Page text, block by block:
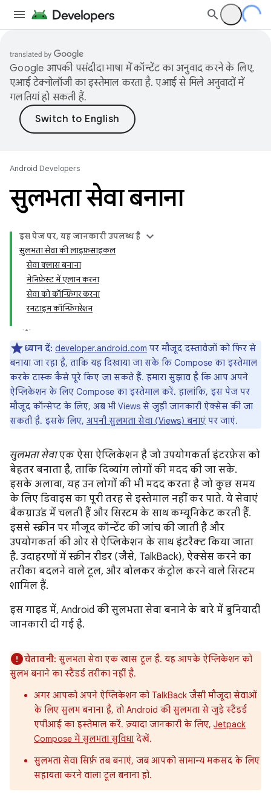
Google आपकी पसंदीदा भाषा में कॉन्टेंट का अनुवाद करने के लिए,
एआई टेक्नोलॉजी का इस्तेमाल करता है. एआई से मिले अनुवादों में
गलतियां हो सकती हैं.
Android Developers
सुलभता सेवा बनाना
इस पेज पर, यह जानकारी उपलब्ध है
सुलभता सेवा की लाइफ़साइकल
सेवा क्लास बनाना
मेनिफ़ेस्ट में एलान करना
सेवा को कॉन्फ़िगर करना
रनटाइम कॉन्फ़िगरेशन
ध्यान दें: developer.android.com पर मौजूद दस्तावेज़ों को फिर से
बनाया जा रहा है, ताकि यह दिखाया जा सके कि Compose का इस्तेमाल
करके टास्क कैसे पूरे किए जा सकते हैं. हमारा सुझाव है कि आप अपने
ऐप्लिकेशन के लिए Compose का इस्तेमाल करें. हालांकि, इस पेज पर
मौजूद कॉन्सेप्ट के लिए, अब भी Views से जुड़ी जानकारी ऐक्सेस की जा
सकती है. इसके लिए, अपनी सुलभता सेवा (Views) बनाएं पर जाएं.
सुलभता सेवाएक ऐसा ऐप्लिकेशन है जो उपयोगकर्ता इंटरफ़ेस को
बेहतर बनाता है, ताकि दिव्यांग लोगों की मदद की जा सके.
इसके अलावा, यह उन लोगों की भी मदद करता है जो कुछ समय
के लिए डिवाइस का पूरी तरह से इस्तेमाल नहीं कर पाते. ये सेवाएं
बैकग्राउंड में चलती हैं और सिस्टम के साथ कम्यूनिकेट करती हैं.
इससे स्क्रीन पर मौजूद कॉन्टेंट की जांच की जाती है और
उपयोगकर्ता की ओर से ऐप्लिकेशन के साथ इंटरैक्ट किया जाता
है. उदाहरणों में स्क्रीन रीडर (जैसे, TalkBack), ऐक्सेस करने का
तरीका बदलने वाले टूल, और बोलकर कंट्रोल करने वाले सिस्टम
शामिल हैं.
इस गाइड में, Android की सुलभता सेवा बनाने के बारे में बुनियादी
जानकारी दी गई है.
चेतावनी: सुलभता सेवा एक खास टूल है. यह आपके ऐप्लिकेशन को
सुलभ बनाने का स्टैंडर्ड तरीका नहीं है.
अगर आपको अपने ऐप्लिकेशन को TalkBack जैसी मौजूदा सेवाओं
के लिए सुलभ बनाना है, तो Android की सुलभता से जुड़े स्टैंडर्ड
एपीआई का इस्तेमाल करें. ज़्यादा जानकारी के लिए, Jetpack
Compose में सुलभता सुविधा देखें.
सुलभता सेवा सिर्फ़ तब बनाएं, जब आपको सामान्य मकसद के लिए
सहायता करने वाला टूल बनाना हो.